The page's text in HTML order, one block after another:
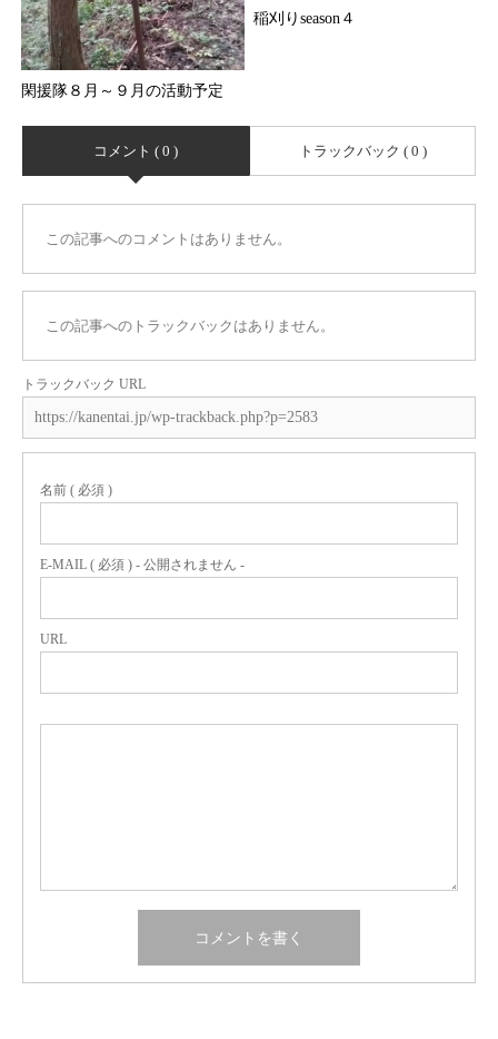
閑援隊８月～９月の活動予定
稲刈りseason４
コメント ( 0 ) トラックバック ( 0 )
この記事へのコメントはありません。
この記事へのトラックバックはありません。
トラックバック URL
名前 ( 必須 )
E-MAIL ( 必須 ) - 公開されません -
URL